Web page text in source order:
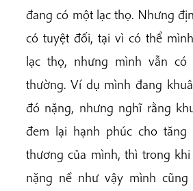
đang có một lạc thọ. Nhưng
có tuyệt đối, tại vì có thể
lạc thọ, nhưng mình vẫn có
thường. Ví dụ mình đang
đó nặng, nhưng nghĩ rằng
đem lại hạnh phúc cho tăng
thương của mình, thì trong
nặng nề như vậy mình